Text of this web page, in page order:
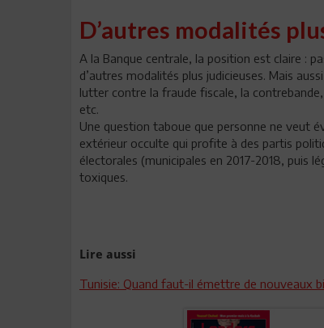
D’autres modalités
A la Banque centrale, la position est claire :
d’autres modalités plus judicieuses. Mais
lutter contre la fraude fiscale, la
etc.
Une question taboue que personne ne veut
extérieur occulte qui profite à des partis
électorales (municipales en 2017-2018, puis
toxiques.
Lire aussi
Tunisie: Quand faut-il émettre de nouveaux